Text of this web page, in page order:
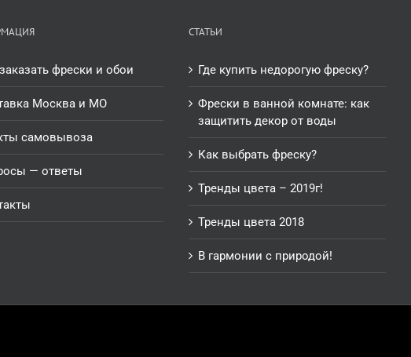
фрески и обои
Москва и МО
самовывоза
— ответы
СТАТЬИ
Где купить недорогую фреску?
Фрески в ванной комнате: как
защитить декор от воды
Как выбрать фреску?
Тренды цвета – 2019г!
Тренды цвета 2018
В гармонии с природой!